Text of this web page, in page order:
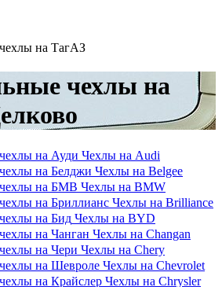
на ТагАЗ
чехлы на
Чехлы на Audi
Чехлы на Belgee
Чехлы на BMW
Чехлы на Brilliance
Чехлы на BYD
Чехлы на Changan
Чехлы на Chery
Чехлы на Chevrolet
Чехлы на Chrysler